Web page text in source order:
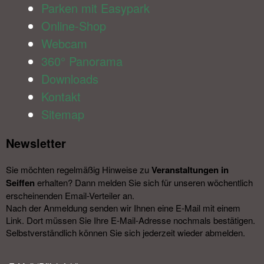
Parken mit Easypark
Online-Shop
Webcam
360° Panorama
Downloads
Kontakt
Sitemap
Newsletter​
Sie möchten regelmäßig Hinweise zu Veranstal­tungen in
Seiffen erhalten? Dann melden Sie sich für unseren wöchentlich
erscheinenden Email-Verteiler an.
Nach der Anmeldung senden wir Ihnen eine E-Mail mit einem
Link. Dort müssen Sie Ihre E-Mail-Adresse nochmals bestätigen.
Selbstverständlich können Sie sich jederzeit wieder abmelden.​